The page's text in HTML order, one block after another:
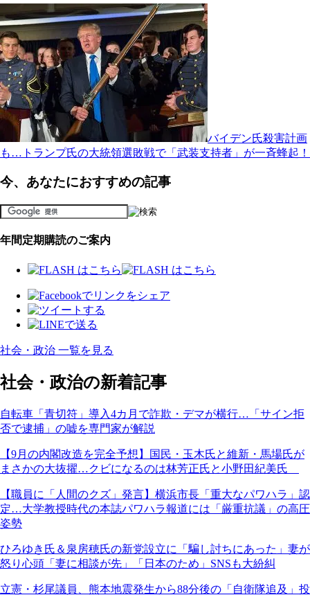
バイデン氏殺害計画
も…トランプ氏の大統領選敗戦で「武装支持者」が一斉蜂起！
今、あなたにおすすめの記事
年間定期購読のご案内
社会・政治 一覧を見る
社会・政治の新着記事
自転車「青切符」導入4カ月で詐欺・デマが横行…「サイン拒
否で逮捕」の嘘を専門家が解説
【9月の内閣改造を完全予想】国民・玉木氏と維新・馬場氏が
まさかの大抜擢…クビになるのは林芳正氏と小野田紀美氏
【職員に「人間のクズ」発言】横浜市長「重大なパワハラ」認
定…大学教授時代の本誌パワハラ報道には「厳重抗議」の高圧
姿勢
ひろゆき氏＆泉房穂氏の新党設立に「騙し討ちにあった」妻が
怒り心頭「妻に相談が先」「日本のため」SNSも大紛糾
立憲・杉尾議員、熊本地震発生から88分後の「自衛隊追及」投